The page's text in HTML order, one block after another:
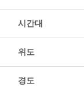
시간대
위도
경도